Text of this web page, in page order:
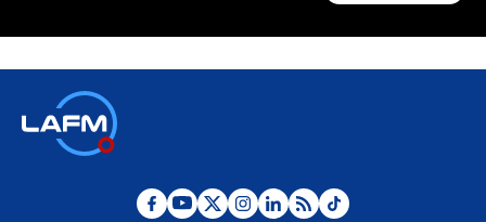
Desde dermatitis hasta infecciones: